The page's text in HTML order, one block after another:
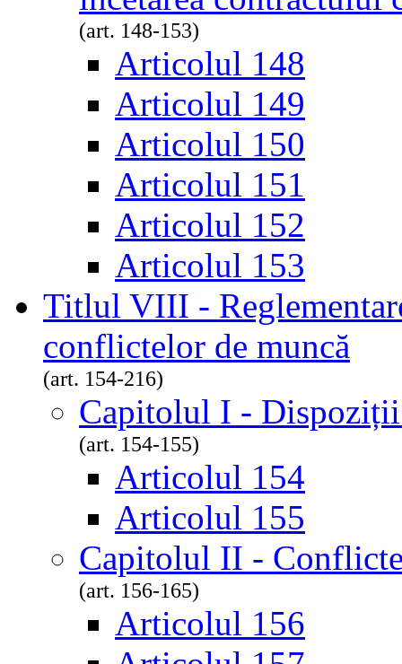
(art. 148-153)
Articolul 148
Articolul 149
Articolul 150
Articolul 151
Articolul 152
Articolul 153
Titlul VIII -
conflictelor de muncă
(art. 154-216)
Capitolul I - Dispoziții
(art. 154-155)
Articolul 154
Articolul 155
Capitolul II -
(art. 156-165)
Articolul 156